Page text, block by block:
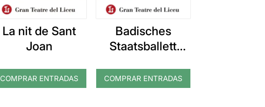
La nit de Sant
Joan
COMPRAR ENTRADAS
Badisches
Staatsballett
trencanous
COMPRAR ENTRADAS